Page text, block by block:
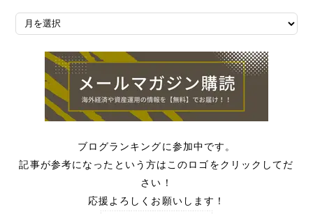
月別アーカイブ
ブログランキングに参加中です。
記事が参考になったという方はこのロゴをクリックしてだ
さい！
応援よろしくお願いします！